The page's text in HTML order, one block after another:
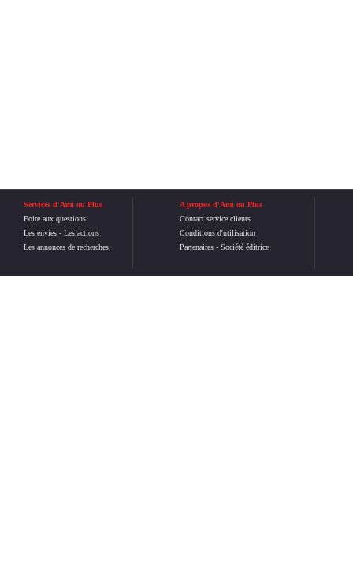
Services d'Ami ou Plus
Foire aux questions
Les envies - Les actions
Les annonces de recherches
A propos d'Ami ou Plus
Contact service clients
Conditions d'utilisation
Partenaires- Société éditrice